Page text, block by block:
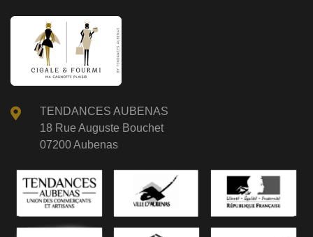
TENDANCES AUBENAS
18 Rue Auguste Bouchet
07200 Aubenas